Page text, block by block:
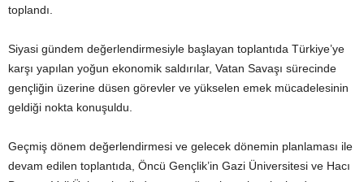
toplandı.
Siyasi gündem değerlendirmesiyle başlayan toplantıda Türkiye’ye
karşı yapılan yoğun ekonomik saldırılar, Vatan Savaşı sürecinde
gençliğin üzerine düsen görevler ve yükselen emek mücadelesinin
geldiği nokta konuşuldu.
Geçmiş dönem değerlendirmesi ve gelecek dönemin planlaması ile
devam edilen toplantıda, Öncü Gençlik’in Gazi Üniversitesi ve Hacı